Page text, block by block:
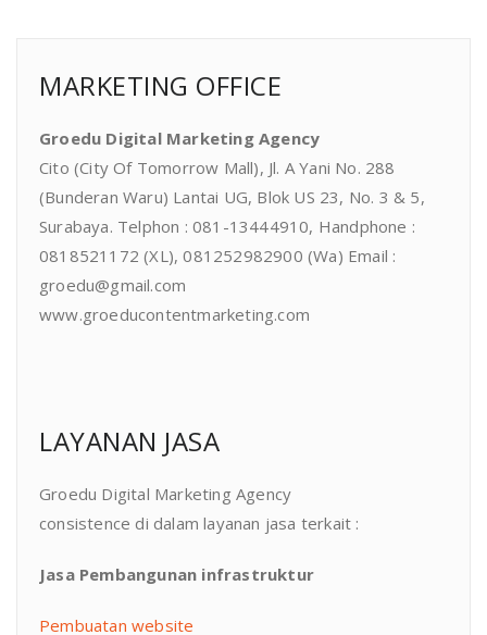
MARKETING OFFICE
Groedu Digital Marketing Agency
Cito (City Of Tomorrow Mall), Jl. A Yani No. 288
(Bunderan Waru) Lantai UG, Blok US 23, No. 3 & 5,
Surabaya. Telphon : 081-13444910, Handphone :
0818521172 (XL), 081252982900 (Wa) Email :
groedu@gmail.com
www.groeducontentmarketing.com
LAYANAN JASA
Groedu Digital Marketing Agency
consistence di dalam layanan jasa terkait :
Jasa Pembangunan infrastruktur
Pembuatan website